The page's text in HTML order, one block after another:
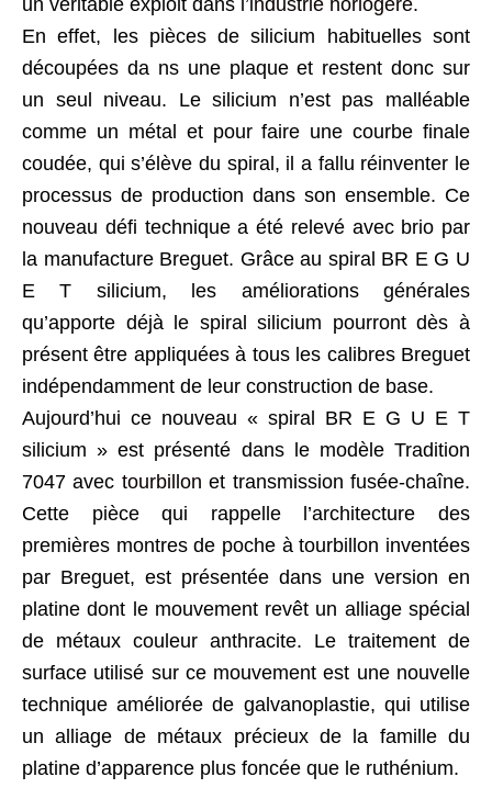
un véritable exploit dans l’ industrie horlogère.
En effet, les pièces de silicium habituelles sont
découpées da ns une plaque et restent donc sur
un seul niveau. Le silicium n’est pas malléable
comme un métal et pour faire une courbe finale
coudée, qui s’élève du spiral, il a fallu réinventer le
processus de production dans son ensemble. Ce
nouveau défi technique a été relevé avec brio par
la manufacture Breguet. Grâce au spiral BR E G U
E T silicium, les améliorations générales
qu’apporte déjà le spiral silicium pourront dès à
présent être appliquées à tous les calibres Breguet
indépendamment de leur construction de base.
Aujourd’hui ce nouveau « spiral BR E G U E T
silicium » est présenté dans le modèle Tradition
7047 avec tourbillon et transmission fusée-chaîne.
Cette pièce qui rappelle l’architecture des
premières montres de poche à tourbillon inventées
par Breguet, est présentée dans une version en
platine dont le mouvement revêt un alliage spécial
de métaux couleur anthracite. Le traitement de
surface utilisé sur ce mouvement est une nouvelle
technique améliorée de galvanoplastie, qui utilise
un alliage de métaux précieux de la famille du
platine d’apparence plus foncée que le ruthénium.